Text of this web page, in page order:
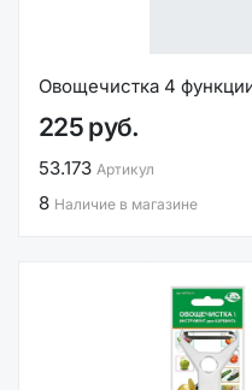
Овощечистка 4
225 руб.
53.173 Артикул
8 Наличие в магазине